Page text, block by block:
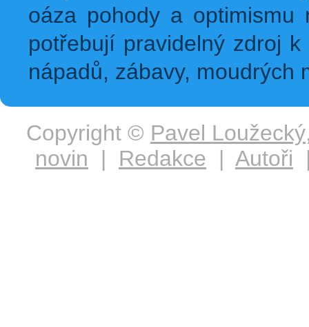
oáza pohody a
potřebují pravidelný zdroj
nápadů, zábavy, moudrých
Copyright © Pavel Loužecký
novin | Redakce | Autoři